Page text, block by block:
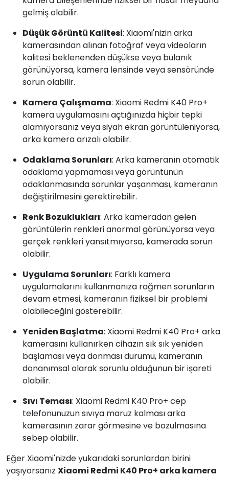
gelmiş olabilir.
Düşük Görüntü Kalitesi: Xiaomi'nizin arka
kamerasından alınan fotoğraf veya videoların
kalitesi beklenenden düşükse veya bulanık
görünüyorsa, kamera lensinde veya sensöründe
sorun olabilir.
Kamera Çalışmama: Xiaomi Redmi K40 Pro+
kamera uygulamasını açtığınızda hiçbir tepki
alamıyorsanız veya siyah ekran görüntüleniyorsa,
arka kamera arızalı olabilir.
Odaklama Sorunları: Arka kameranın otomatik
odaklama yapmaması veya görüntünün
odaklanmasında sorunlar yaşanması, kameranın
değiştirilmesini gerektirebilir.
Renk Bozuklukları: Arka kameradan gelen
görüntülerin renkleri anormal görünüyorsa veya
gerçek renkleri yansıtmıyorsa, kamerada sorun
olabilir.
Uygulama Sorunları: Farklı kamera
uygulamalarını kullanmanıza rağmen sorunların
devam etmesi, kameranın fiziksel bir problemi
olabileceğini gösterebilir.
Yeniden Başlatma: Xiaomi Redmi K40 Pro+ arka
kamerasını kullanırken cihazın sık sık yeniden
başlaması veya donması durumu, kameranın
donanımsal olarak sorunlu olduğunun bir işareti
olabilir.
Sıvı Teması: Xiaomi Redmi K40 Pro+ cep
telefonunuzun sıvıya maruz kalması arka
kamerasının zarar görmesine ve bozulmasına
sebep olabilir.
Eğer Xiaomi'nizde yukarıdaki sorunlardan birini
yaşıyorsanız Xiaomi Redmi K40 Pro+ arka kamera